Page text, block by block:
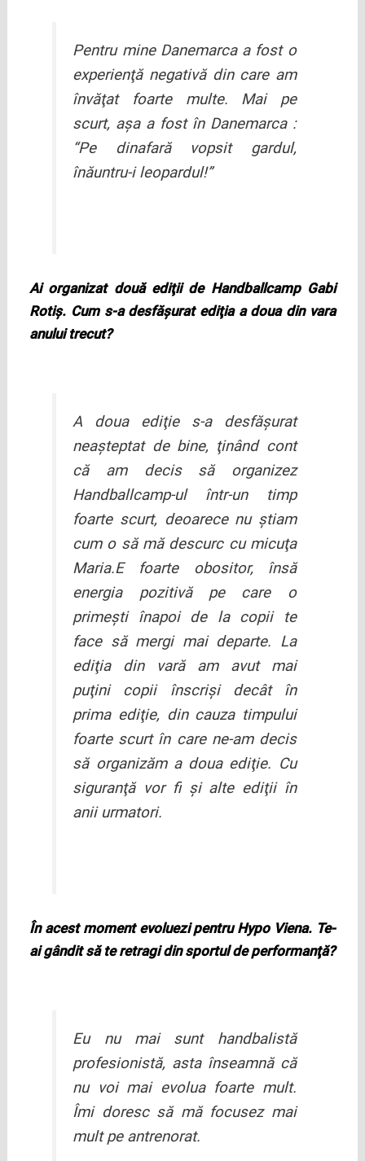
Pentru mine Danemarca a fost o
experienţă negativă din care am
învăţat foarte multe. Mai pe
scurt, aşa a fost în Danemarca :
“Pe dinafară vopsit gardul,
înăuntru-i leopardul!”
Ai organizat două ediţii de Handballcamp Gabi
Rotiş. Cum s-a desfăşurat ediţia a doua din vara
anului trecut?
A doua ediţie s-a desfăşurat
neaşteptat de bine, ţinând cont
că am decis să organizez
Handballcamp-ul într-un timp
foarte scurt, deoarece nu ştiam
cum o să mă descurc cu micuţa
Maria.E foarte obositor, însă
energia pozitivă pe care o
primeşti înapoi de la copii te
face să mergi mai departe. La
ediţia din vară am avut mai
puţini copii înscrişi decât în
prima ediţie, din cauza timpului
foarte scurt în care ne-am decis
să organizăm a doua ediţie. Cu
siguranţă vor fi şi alte ediţii în
anii urmatori.
În acest moment evoluezi pentru Hypo Viena. Te-
ai gândit să te retragi din sportul de performanţă?
Eu nu mai sunt handbalistă
profesionistă, asta înseamnă că
nu voi mai evolua foarte mult.
Îmi doresc să mă focusez mai
mult pe antrenorat.